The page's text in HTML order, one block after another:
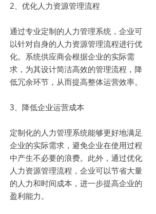
2、优化人力资源管理流程
通过专业定制的人力管理系统，企业可
以针对自身的人力资源管理流程进行优
化。系统供应商会根据企业的实际需
求，为其设计简洁高效的管理流程，降
低冗余环节，从而提高整体运营效率。
3、降低企业运营成本
定制化的人力管理系统能够更好地满足
企业的实际需求，避免企业在使用过程
中产生不必要的浪费。此外，通过优化
人力资源管理流程，企业可以节省大量
的人力和时间成本，进一步提高企业的
盈利能力。